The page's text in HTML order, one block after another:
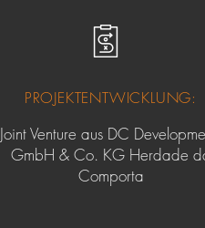
PROJEKTENTWICKLUNG:
Joint Venture aus DC
GmbH & Co. KG Herdade
Comporta